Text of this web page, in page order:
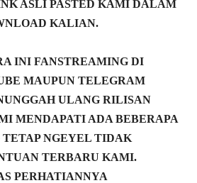
ASLI PASTED KAMI DALAM
KALIAN.
INI FANSTREAMING DI
MAUPUN TELEGRAM
ULANG RILISAN
MENDAPATI ADA BEBERAPA
NGEYEL TIDAK
TERBARU KAMI.
PERHATIANNYA